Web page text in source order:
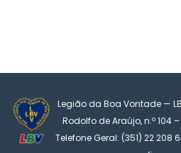
Legião da Boa Vontade —
Rodolfo de Araújo, n.º 104
Telefone Geral: (351) 22